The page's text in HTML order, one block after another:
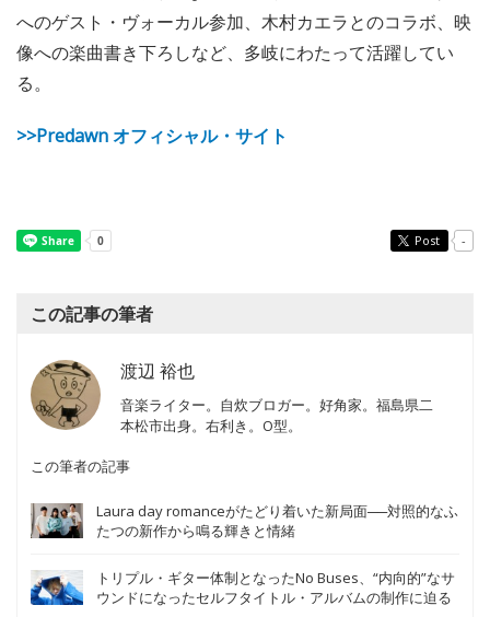
へのゲスト・ヴォーカル参加、木村カエラとのコラボ、映
像への楽曲書き下ろしなど、多岐にわたって活躍してい
る。
>>Predawn オフィシャル・サイト
Post -
この記事の筆者
渡辺 裕也
音楽ライター。自炊ブロガー。好角家。福島県二
本松市出身。右利き。O型。
この筆者の記事
Laura day romanceがたどり着いた新局面──対照的なふ
たつの新作から鳴る輝きと情緒
トリプル・ギター体制となったNo Buses、“内向的”なサ
ウンドになったセルフタイトル・アルバムの制作に迫る